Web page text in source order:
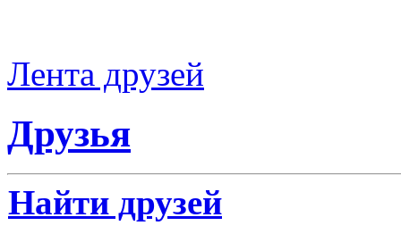
Лента друзей
Друзья
Найти друзей